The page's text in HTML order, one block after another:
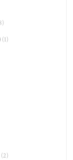
(1)
(2)